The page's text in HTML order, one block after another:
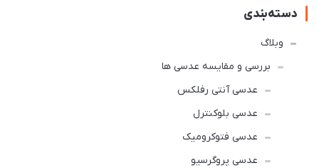
دسته‌بندی
وبلاگ
بررسی و مقایسه عدسی ها
عدسی آنتی رفلکس
عدسی بلوکنترل
عدسی فتوکرومیک
عدسی پروگرسیو